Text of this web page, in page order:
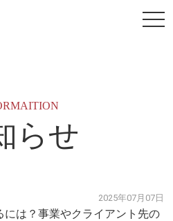
らせ
2025年07月07日
は？事業やクライアント先の